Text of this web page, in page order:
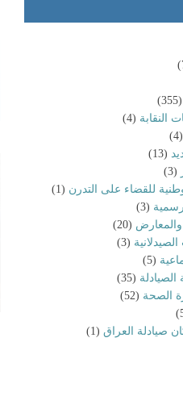
(355)
النقابة (4)
(4)
(13)
(3)
للقضاء على التدرن (1)
(3)
والمعارض (20)
(3)
(5)
الصيادلة (35)
الصحة (52)
صيادلة العراق (1)